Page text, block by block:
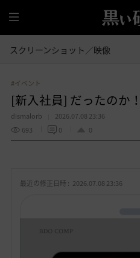
全
体
スクリーンショット／映像
#イベント
[新入社員] だったのか！
dismalorb
2026.07.08 23:36
693
0 0
最近の修正日時 : 2026.07.08 23:36